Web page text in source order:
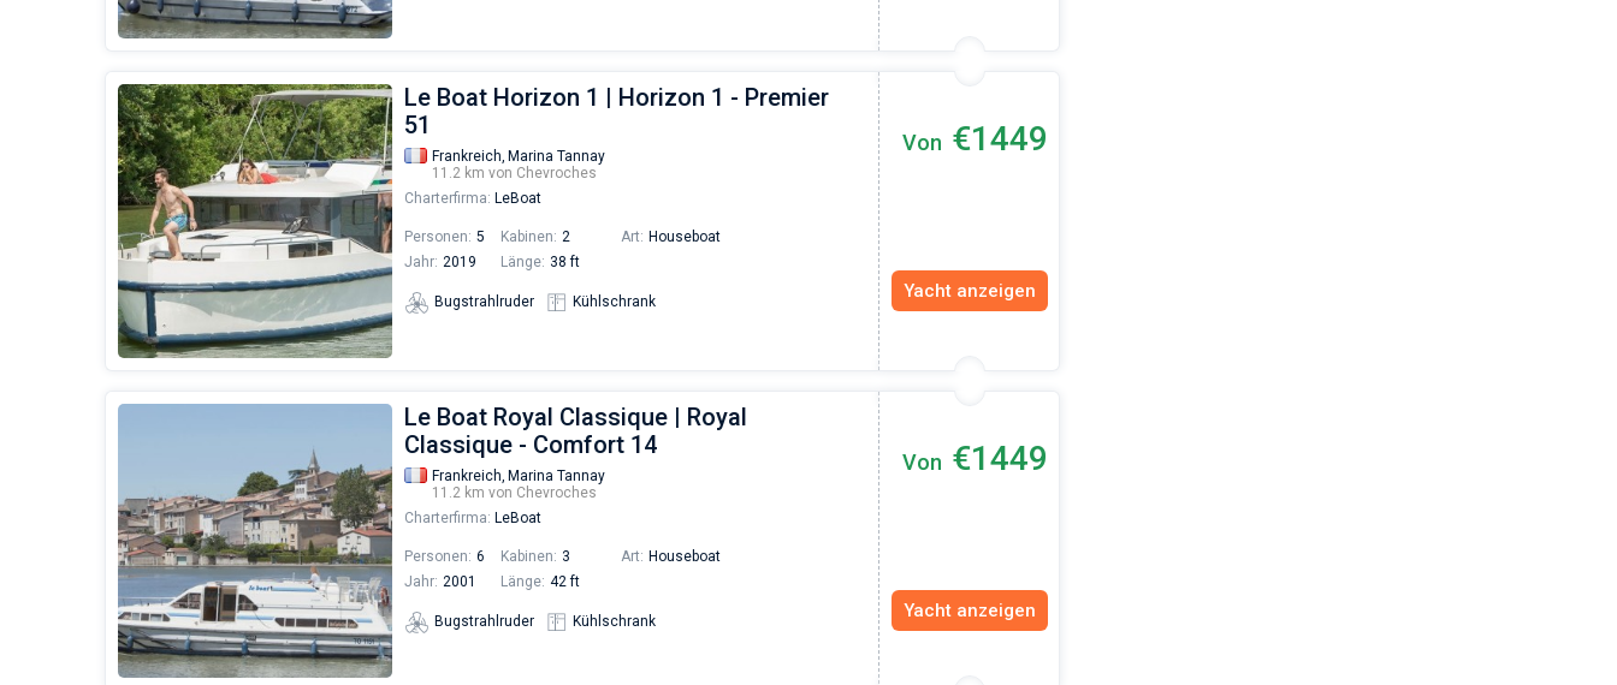
Le Boat Horizon 1 | Horizon 1 - Premier
51
Frankreich, Marina Tannay
11.2 km von Chevroches
Charterfirma: LeBoat
Personen: 5 Kabinen: 2 Art: Houseboat
Jahr: 2019 Länge: 38 ft
Bugstrahlruder Kühlschrank
Von €1449
Yacht anzeigen
Le Boat Royal Classique | Royal
Classique - Comfort 14
Frankreich, Marina Tannay
11.2 km von Chevroches
Charterfirma: LeBoat
Personen: 6 Kabinen: 3 Art: Houseboat
Jahr: 2001 Länge: 42 ft
Bugstrahlruder Kühlschrank
Von €1449
Yacht anzeigen